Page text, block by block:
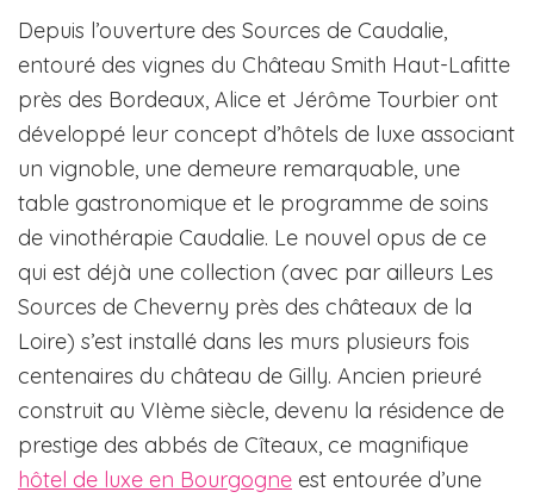
Depuis l’ouverture des Sources de Caudalie,
entouré des vignes du Château Smith Haut-Lafitte
près des Bordeaux, Alice et Jérôme Tourbier ont
développé leur concept d’hôtels de luxe associant
un vignoble, une demeure remarquable, une
table gastronomique et le programme de soins
de vinothérapie Caudalie. Le nouvel opus de ce
qui est déjà une collection (avec par ailleurs Les
Sources de Cheverny près des châteaux de la
Loire) s’est installé dans les murs plusieurs fois
centenaires du château de Gilly. Ancien prieuré
construit au VIème siècle, devenu la résidence de
prestige des abbés de Cîteaux, ce magnifique
hôtel de luxe en Bourgogne est entourée d’une